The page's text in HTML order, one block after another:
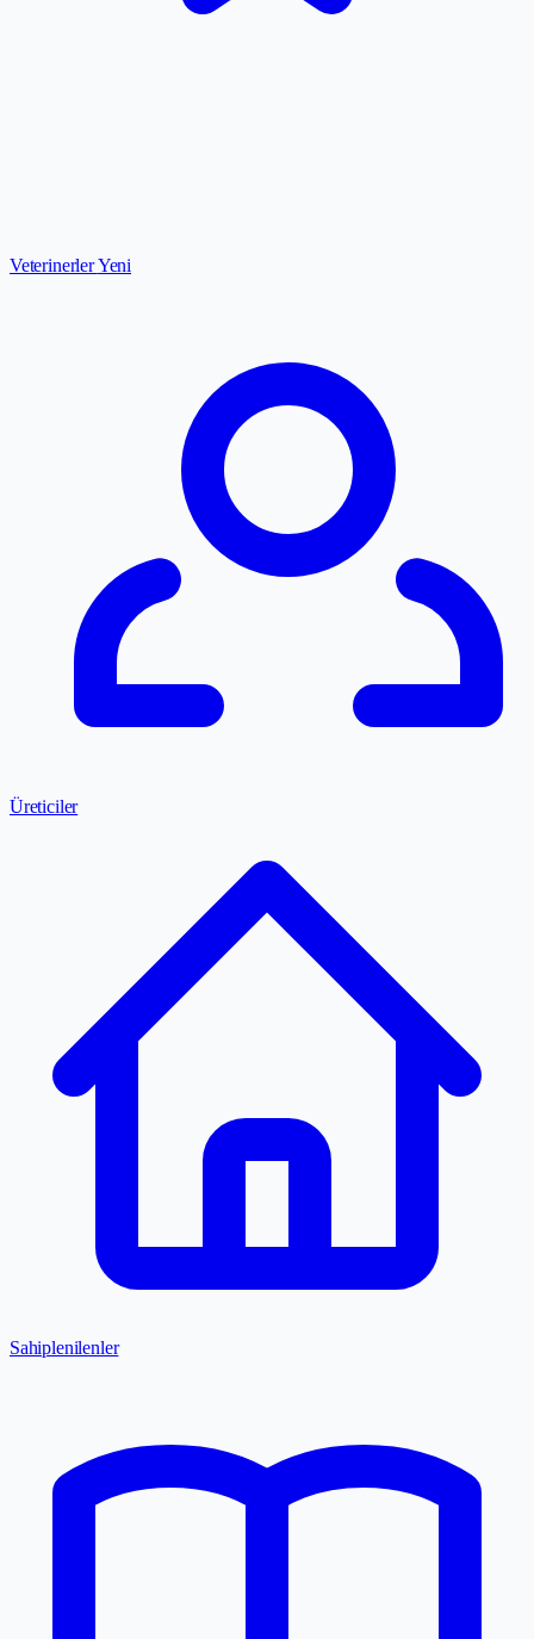
VeterinerlerYeni
Üreticiler
Sahiplenilenler